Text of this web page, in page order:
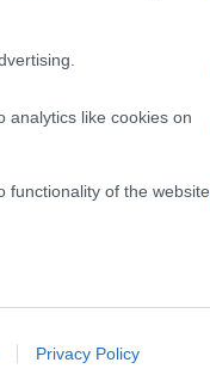
analytics like cookies on
functionality of the website
Privacy Policy
meg -
esküvőt